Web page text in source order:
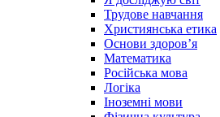
Трудове навчання
Християнська етика
Основи здоров’я
Математика
Російська мова
Логіка
Іноземні мови